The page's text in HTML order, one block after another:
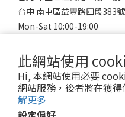
此網站使用
Hi, 本網站使用必要
網站服務，後者將在獲
解更多
台中 南屯區益豐路四段383
Mon-Sat 10:00-19:00
© 2023